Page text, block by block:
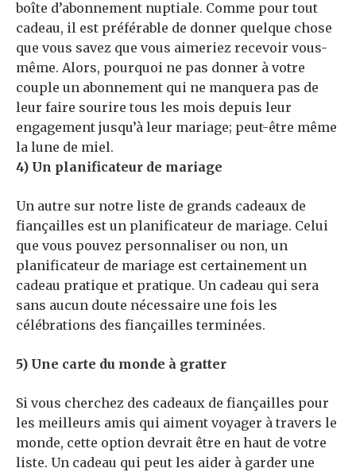
boîte d’abonnement nuptiale. Comme pour tout
cadeau, il est préférable de donner quelque chose
que vous savez que vous aimeriez recevoir vous-
même. Alors, pourquoi ne pas donner à votre
couple un abonnement qui ne manquera pas de
leur faire sourire tous les mois depuis leur
engagement jusqu’à leur mariage; peut-être même
la lune de miel.
4) Un planificateur de mariage
Un autre sur notre liste de grands cadeaux de
fiançailles est un planificateur de mariage. Celui
que vous pouvez personnaliser ou non, un
planificateur de mariage est certainement un
cadeau pratique et pratique. Un cadeau qui sera
sans aucun doute nécessaire une fois les
célébrations des fiançailles terminées.
5) Une carte du monde à gratter
Si vous cherchez des cadeaux de fiançailles pour
les meilleurs amis qui aiment voyager à travers le
monde, cette option devrait être en haut de votre
liste. Un cadeau qui peut les aider à garder une